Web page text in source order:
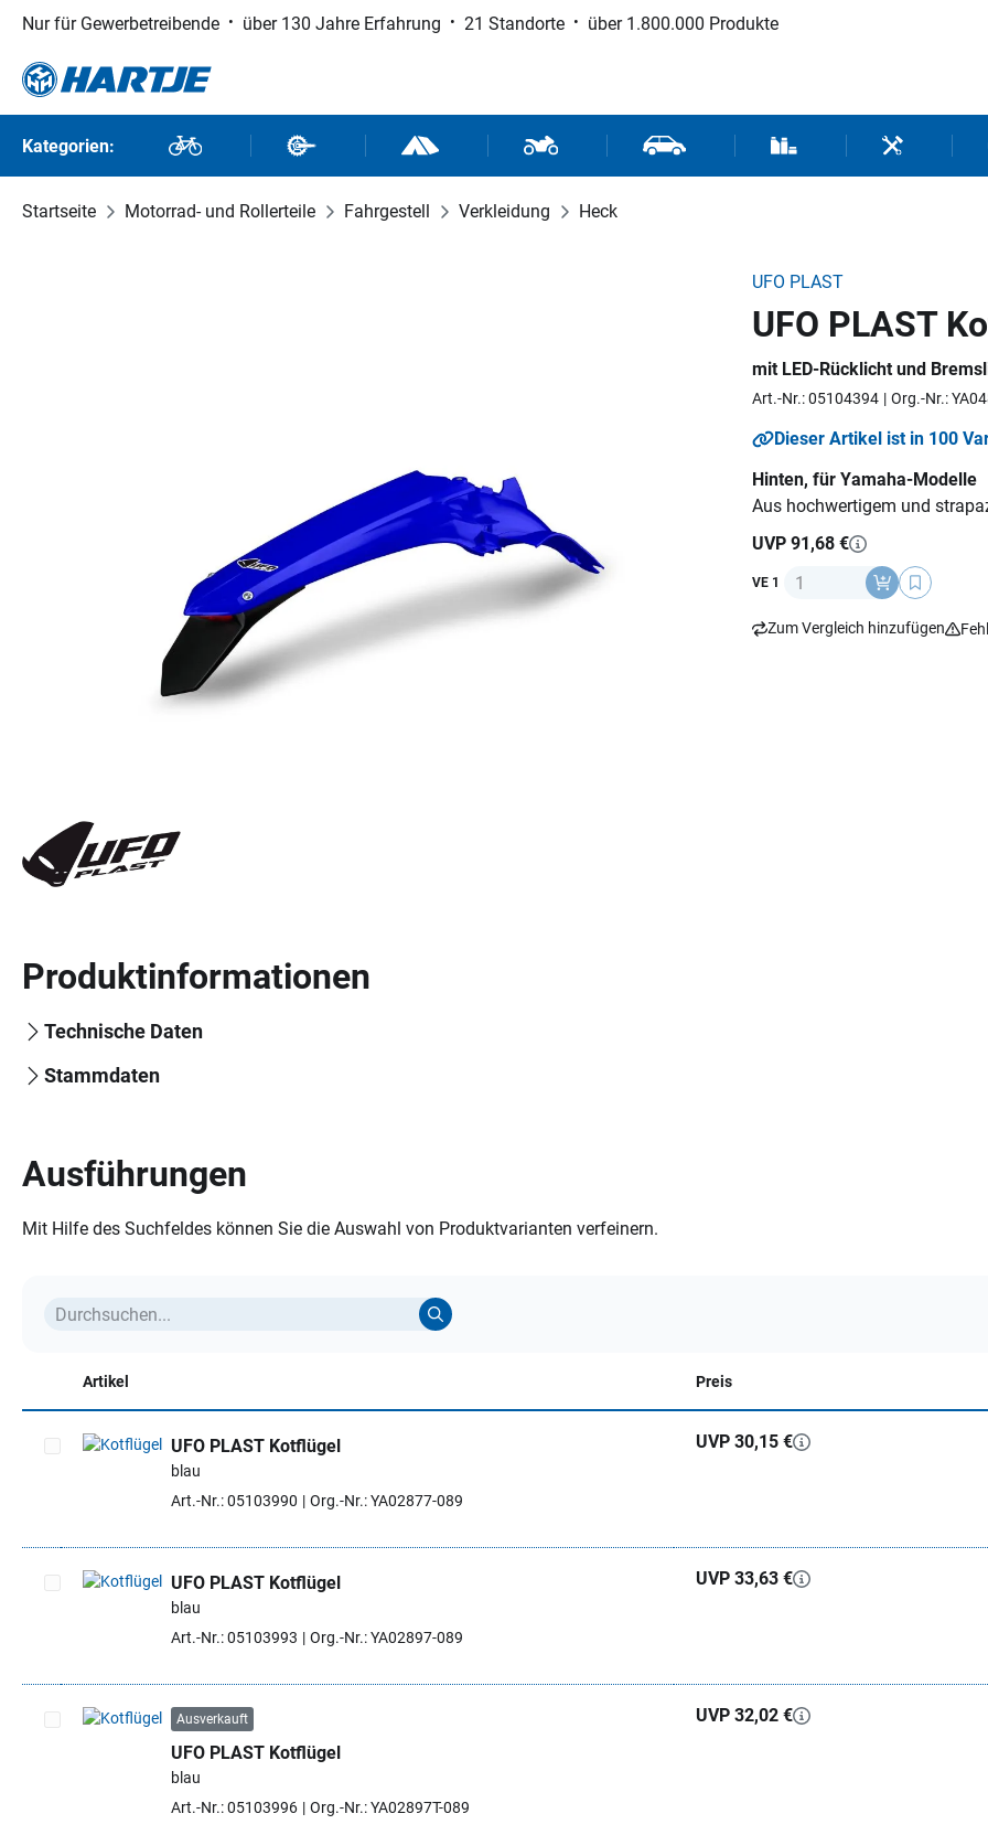
Hauptinhalt springen
Zur Suche springen
Zur Hauptnavigation springen
Nur für Gewerbetreibende über 130 Jahre Erfahrung 21 Standorte über 1.800.000 Produkte
Kategorien: Fahrräder Fahrradteile Outdoor und SportMotorrad- und RollerteileFahrzeugteile und ZubehörVerbrauchsmaterial /Werkzeuge /
Startseite Motorrad- und Rollerteile Fahrgestell Verkleidung Heck
UFO PLAST
UFO PLAST
mit LED-Rücklicht und
Art.-Nr.: 05104394 Org.-Nr.:
Dieser Artikel ist in 100
Hinten, für Yamaha-Modelle
Aus hochwertigem und
UVP 91,68 €
VE 1 Anzahl
Zum Vergleich hinzufügen
Produktinformationen
Technische Daten
Stammdaten
Ausführungen
Mit Hilfe des Suchfeldes können Sie die Auswahl von Produktvarianten verfeinern.
Artikel Preis
Artikel auswählen
UFO PLAST Kotflügel
blau
Art.-Nr.: 05103990
Org.-Nr.: YA02877-089
UVP 30,15 €
Artikel auswählen
UFO PLAST Kotflügel
blau
Art.-Nr.: 05103993
Org.-Nr.: YA02897-089
UVP 33,63 €
Artikel auswählen
Ausverkauft
UFO PLAST Kotflügel
blau
Art.-Nr.: 05103996
Org.-Nr.: YA02897T-089
UVP 32,02 €